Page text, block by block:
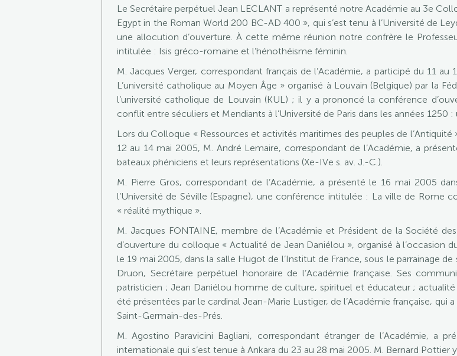
Le Secrétaire perpétuel Jean LECLANT a représenté notre Académie au 3e
Egypt in the Roman World 200 BC-AD 400 », qui s’est tenu à l’Université de
une allocution d’ouverture. À cette même réunion notre confrère le
intitulée : Isis gréco-romaine et l’hénothéisme féminin.
M. Jacques Verger, correspondant français de l’Académie, a participé du 11
L’université catholique au Moyen Âge » organisé à Louvain (Belgique) par la
l’université catholique de Louvain (KUL) ; il y a prononcé la conférence
conflit entre séculiers et Mendiants à l’Université de Paris dans les années 1250
Lors du Colloque « Ressources et activités maritimes des peuples de
12 au 14 mai 2005, M. André Lemaire, correspondant de l’Académie, a
bateaux phéniciens et leurs représentations (Xe-IVe s. av. J.-C.).
M. Pierre Gros, correspondant de l’Académie, a présenté le 16 mai 2005
l’Université de Séville (Espagne), une conférence intitulée : La ville de Rome
« réalité mythique ».
M. Jacques FONTAINE, membre de l’Académie et Président de la Société
d’ouverture du colloque « Actualité de Jean Daniélou », organisé à l’occasion
le 19 mai 2005, dans la salle Hugot de l’Institut de France, sous le parrainage
Druon, Secrétaire perpétuel honoraire de l’Académie française. Ses
patristicien ; Jean Daniélou homme de culture, spirituel et éducateur ;
été présentées par le cardinal Jean-Marie Lustiger, de l’Académie française, qui
Saint-Germain-des-Prés.
M. Agostino Paravicini Bagliani, correspondant étranger de l’Académie, a
internationale qui s’est tenue à Ankara du 23 au 28 mai 2005. M. Bernard Pottier